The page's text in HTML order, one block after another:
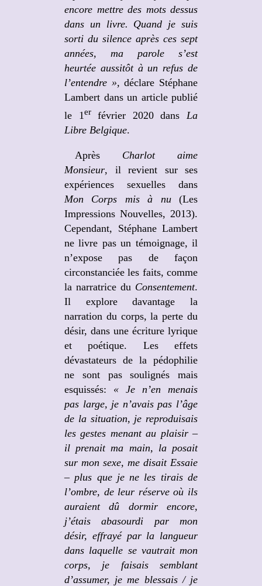
encore mettre des mots dessus
dans un livre. Quand je suis
sorti du silence après ces sept
années, ma parole s’est
heurtée aussitôt à un refus de
l’entendre »,déclare Stéphane
Lambert dans un article publié
le 1erfévrier 2020 dansLa
Libre Belgique.
Après Charlot aime
Monsieur, il revient sur ses
expériences sexuelles dans
Mon Corps mis à nu(Les
Impressions Nouvelles, 2013).
Cependant, Stéphane Lambert
ne livre pas un témoignage, il
n’expose pas de façon
circonstanciée les faits, comme
la narratrice du Consentement.
Il explore davantage la
narration du corps, la perte du
désir, dans une écriture lyrique
et poétique. Les effets
dévastateurs de la pédophilie
ne sont pas soulignés mais
esquissés: « Je n’en menais
pas large, je n’avais pas l’âge
de la situation, je reproduisais
les gestes menant au plaisir –
il prenait ma main, la posait
sur mon sexe, me disait Essaie
– plus que je ne les tirais de
l’ombre, de leur réserve où ils
auraient dû dormir encore,
j’étais abasourdi par mon
désir, effrayé par la langueur
dans laquelle se vautrait mon
corps, je faisais semblant
d’assumer, je me blessais / je